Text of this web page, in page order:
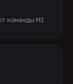
команды M1